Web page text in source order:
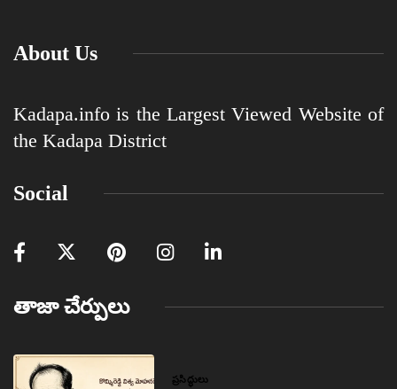
About Us
Kadapa.info is the Largest Viewed Website of
the Kadapa District
Social
తాజా చేర్పులు
ప్రసిద్ధులు